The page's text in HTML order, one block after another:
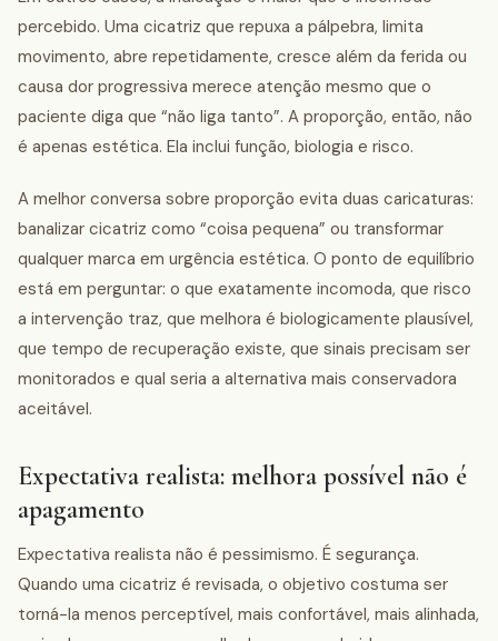
percebido. Uma cicatriz que repuxa a pálpebra, limita
movimento, abre repetidamente, cresce além da ferida ou
causa dor progressiva merece atenção mesmo que o
paciente diga que “não liga tanto”. A proporção, então, não
é apenas estética. Ela inclui função, biologia e risco.
A melhor conversa sobre proporção evita duas caricaturas:
banalizar cicatriz como “coisa pequena” ou transformar
qualquer marca em urgência estética. O ponto de equilíbrio
está em perguntar: o que exatamente incomoda, que risco
a intervenção traz, que melhora é biologicamente plausível,
que tempo de recuperação existe, que sinais precisam ser
monitorados e qual seria a alternativa mais conservadora
aceitável.
Expectativa realista: melhora possível não é
apagamento
Expectativa realista não é pessimismo. É segurança.
Quando uma cicatriz é revisada, o objetivo costuma ser
torná-la menos perceptível, mais confortável, mais alinhada,